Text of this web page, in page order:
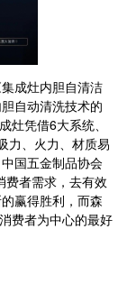
成灶内胆自清洁
自动清洗技术的
灶凭借6大系统、
力、火力、材质易
国五金制品协会
费者需求，去有效
赢得胜利，而森
费者为中心的最好